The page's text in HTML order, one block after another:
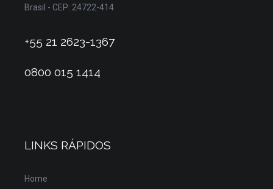
Brasil - CEP: 24722-414
+55 21 2623-1367
0800 015 1414
LINKS RÁPIDOS
Home